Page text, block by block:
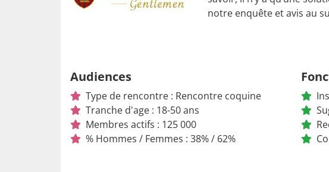
notre enquête et avis au
Audiences
Type de rencontre : Rencontre coquine
Tranche d'age : 18-50 ans
Membres actifs : 125 000
% Hommes / Femmes : 38% / 62%